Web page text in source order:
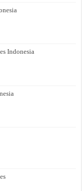
Indonesia